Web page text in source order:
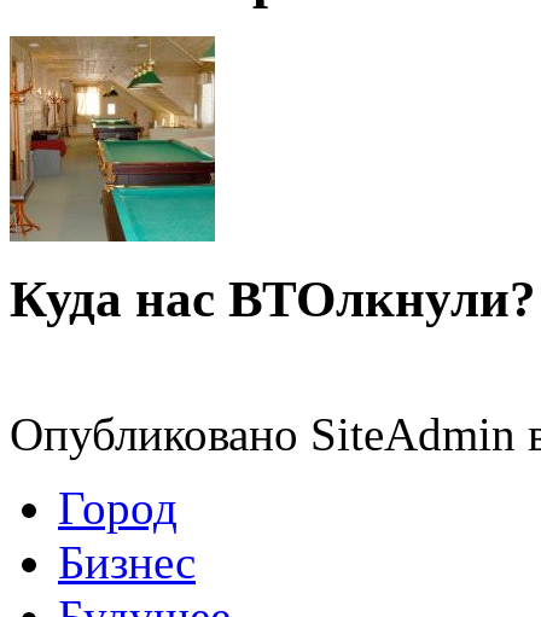
Куда нас ВТОлкнули?
Опубликовано SiteAdmin
Город
Бизнес